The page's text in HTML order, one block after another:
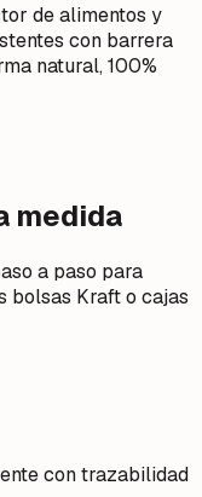
de alimentos y
con barrera
natural, 100%
medida
a paso para
bolsas Kraft o cajas
con trazabilidad